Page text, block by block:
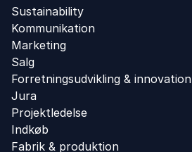
Sustainability
Kommunikation
Marketing
Salg
Forretningsudvikling ​& innovation​
Jura
Projektledelse
Indkøb
Fabrik & produktion